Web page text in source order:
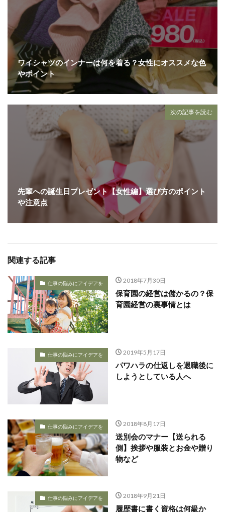
ワイシャツのインナーは何を着る？女性にオススメな色
やポイント
次の記事を読む
先輩への誕生日プレゼント【女性編】選び方のポイント
や注意点
関連する記事
仕事の悩みにアイデアを 2018年7月30日
保育園の経営は儲かるの？保
育園経営の裏事情とは
仕事の悩みにアイデアを 2019年5月17日
パワハラの仕返しを退職後に
しようとしている人へ
仕事の悩みにアイデアを 2018年8月17日
送別会のマナー【送られる
側】挨拶や服装とお金や贈り
物など
仕事の悩みにアイデアを 2018年9月21日
履歴書に書く資格は何級か